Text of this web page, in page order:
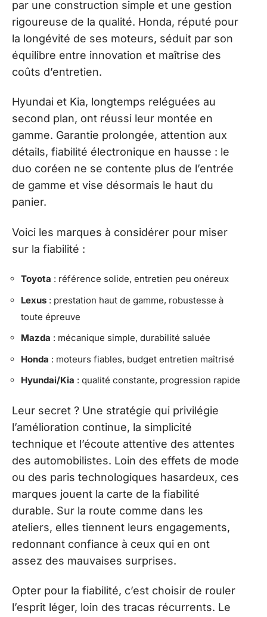
par une construction simple et une gestion
rigoureuse de la qualité. Honda, réputé pour
la longévité de ses moteurs, séduit par son
équilibre entre innovation et maîtrise des
coûts d’entretien.
Hyundai et Kia, longtemps reléguées au
second plan, ont réussi leur montée en
gamme. Garantie prolongée, attention aux
détails, fiabilité électronique en hausse : le
duo coréen ne se contente plus de l’entrée
de gamme et vise désormais le haut du
panier.
Voici les marques à considérer pour miser
sur la fiabilité :
Toyota : référence solide, entretien peu onéreux
Lexus : prestation haut de gamme, robustesse à
toute épreuve
Mazda : mécanique simple, durabilité saluée
Honda : moteurs fiables, budget entretien maîtrisé
Hyundai/Kia : qualité constante, progression rapide
Leur secret ? Une stratégie qui privilégie
l’amélioration continue, la simplicité
technique et l’écoute attentive des attentes
des automobilistes. Loin des effets de mode
ou des paris technologiques hasardeux, ces
marques jouent la carte de la fiabilité
durable. Sur la route comme dans les
ateliers, elles tiennent leurs engagements,
redonnant confiance à ceux qui en ont
assez des mauvaises surprises.
Opter pour la fiabilité, c’est choisir de rouler
l’esprit léger, loin des tracas récurrents. Le